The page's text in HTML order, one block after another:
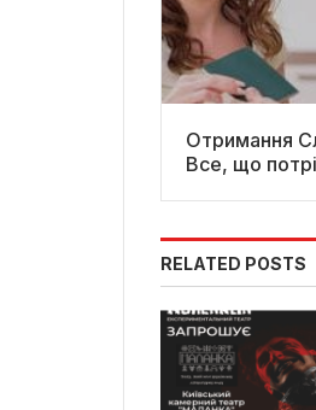
Отримання
Все, що
RELATED POSTS